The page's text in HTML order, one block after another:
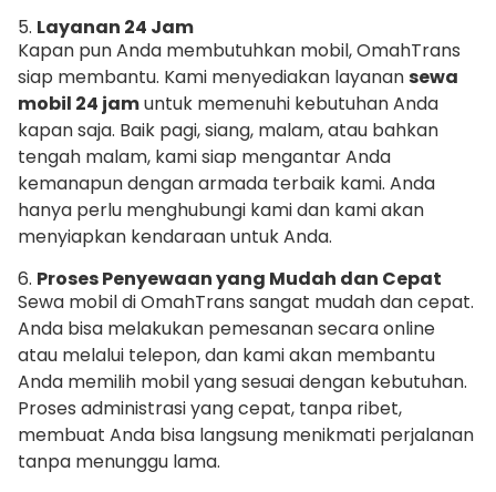
5. Layanan 24 Jam
Kapan pun Anda membutuhkan mobil, OmahTrans
siap membantu. Kami menyediakan layanansewa
mobil 24 jamuntuk memenuhi kebutuhan Anda
kapan saja. Baik pagi, siang, malam, atau bahkan
tengah malam, kami siap mengantar Anda
kemanapun dengan armada terbaik kami. Anda
hanya perlu menghubungi kami dan kami akan
menyiapkan kendaraan untuk Anda.
6. Proses Penyewaan yang Mudah dan Cepat
Sewa mobil di OmahTrans sangat mudah dan cepat.
Anda bisa melakukan pemesanan secara online
atau melalui telepon, dan kami akan membantu
Anda memilih mobil yang sesuai dengan kebutuhan.
Proses administrasi yang cepat, tanpa ribet,
membuat Anda bisa langsung menikmati perjalanan
tanpa menunggu lama.